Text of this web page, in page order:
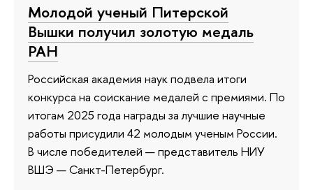
Молодой ученый Питерской
Вышки получил золотую медаль
РАН
Российская академия наук подвела итоги
конкурса на соискание медалей с премиями. По
итогам 2025 года награды за лучшие научные
работы присудили 42 молодым ученым России.
В числе победителей — представитель НИУ
ВШЭ — Санкт-Петербург.